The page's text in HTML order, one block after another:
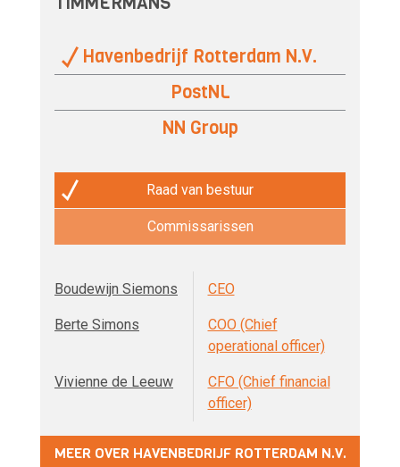
Havenbedrijf Rotterdam N.V.
PostNL
NN Group
Raad van bestuur
Commissarissen
Boudewijn Siemons CEO
Berte Simons
COO (Chief
operational officer)
Vivienne de Leeuw
CFO (Chief financial
officer)
MEER OVER HAVENBEDRIJF ROTTERDAM N.V.